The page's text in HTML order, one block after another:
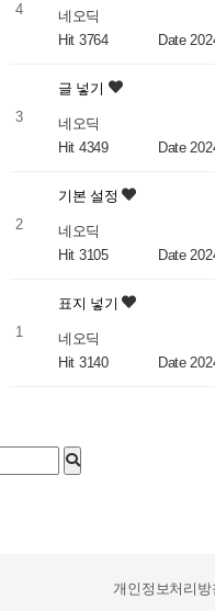
4
네오딕
Hit 3764 Date
3
글 넣기
네오딕
Hit 4349 Date
2
기본 설정
네오딕
Hit 3105 Date
1
표지 넣기
네오딕
Hit 3140 Date
개인정보처리방